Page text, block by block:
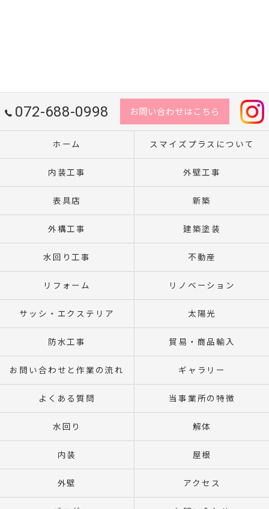
072-688-0998 お問い合わせはこちら
ホーム スマイズプラスについて
内装工事 外壁工事
表具店 新築
外構工事 建築塗装
水回り工事 不動産
リフォーム リノベーション
サッシ・エクステリア 太陽光
防水工事 貿易・商品輸入
お問い合わせと作業の流れ ギャラリー
よくある質問 当事業所の特徴
水回り 解体
内装 屋根
外壁 アクセス